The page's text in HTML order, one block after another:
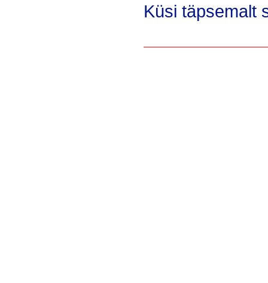
Küsi täpsemalt